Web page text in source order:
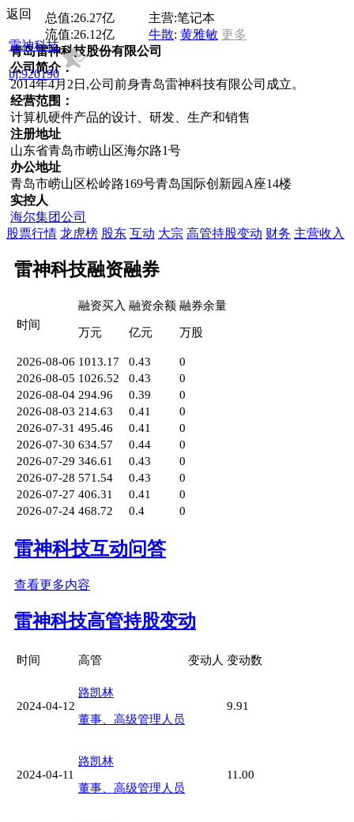
返回
雷神科技
bj:920190
总值:26.27亿 主营:笔记本
流值:26.12亿 牛散: 黄雅敏 更多
青岛雷神科技股份有限公司
公司简介：
2014年4月2日,公司前身青岛雷神科技有限公司成立。
经营范围：
计算机硬件产品的设计、研发、生产和销售
注册地址
山东省青岛市崂山区海尔路1号
办公地址
青岛市崂山区松岭路169号青岛国际创新园A座14楼
实控人
海尔集团公司
股票行情 龙虎榜 股东 互动 大宗 高管持股变动 财务 主营收入
雷神科技融资融券
时间
融资买入
万元
融资余额
亿元
融券余量
万股
2026-08-06 1013.17 0.43
0
2026-08-05 1026.52 0.43
0
2026-08-04 294.96 0.39
0
2026-08-03 214.63 0.41
0
2026-07-31 495.46 0.41
0
2026-07-30 634.57 0.44
0
2026-07-29 346.61 0.43
0
2026-07-28 571.54 0.43
0
2026-07-27 406.31 0.41
0
2026-07-24 468.72 0.4 0
雷神科技互动问答
查看更多内容
雷神科技高管持股变动
时间 高管 变动人 变动数
2024-04-12
路凯林
董事、高级管理人员
9.91
2024-04-11
路凯林
董事、高级管理人员
11.00